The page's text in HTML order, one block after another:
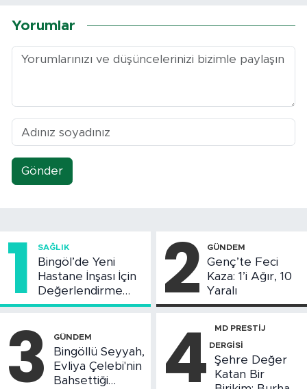
Yorumlar
Gönder
1 SAĞLIK
Bingöl’de Yeni
Hastane İnşası İçin
Değerlendirme
Toplantısı Yapıldı
2 GÜNDEM
Genç’te Feci
Kaza: 1’i Ağır, 10
Yaralı
3 GÜNDEM
Bingöllü Seyyah,
Evliya Çelebi'nin
Bahsettiği
4 MD PRESTİJ
DERGİSİ
Şehre Değer
Katan Bir